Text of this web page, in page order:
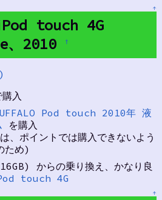
↑
touch 4G
、2010
†
入
Pod touch 2010年 液
を購入
ポイントでは購入できないよう
ため)
からの乗り換え、かなり良
touch 4G
↑